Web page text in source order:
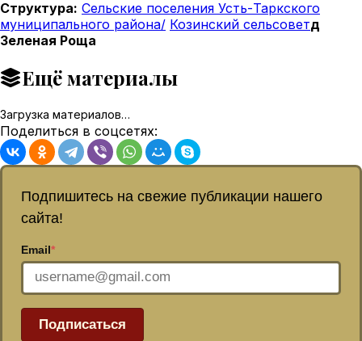
Структура: Сельские поселения Усть-Таркского
муниципального района/ Козинский сельсоветд
Зеленая Роща
Ещё материалы
Загрузка материалов…
Поделиться в соцсетях:
Подпишитесь на свежие публикации нашего
сайта!
Email*
Подписаться